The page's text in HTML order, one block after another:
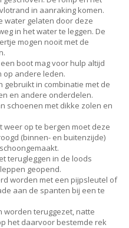
in aanraking komen.
water gelaten door deze
in het water te leggen. De
mogen nooit met de
boot mag voor hulp altijd
op andere leden.
gebruikt in combinatie met de
en andere onderdelen.
schoenen met dikke zolen en
op te bergen moet deze
(binnen- en buitenzijde)
terugleggen in de loods
geopend.
worden met een pijpsleutel of
aan de spanten bij een te
worden teruggezet, natte
het daarvoor bestemde rek